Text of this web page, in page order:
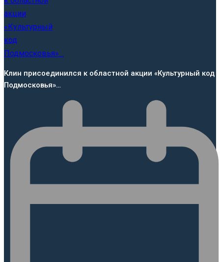
Клин присоединился к областной акции «Культурный код
Подмосковья»…